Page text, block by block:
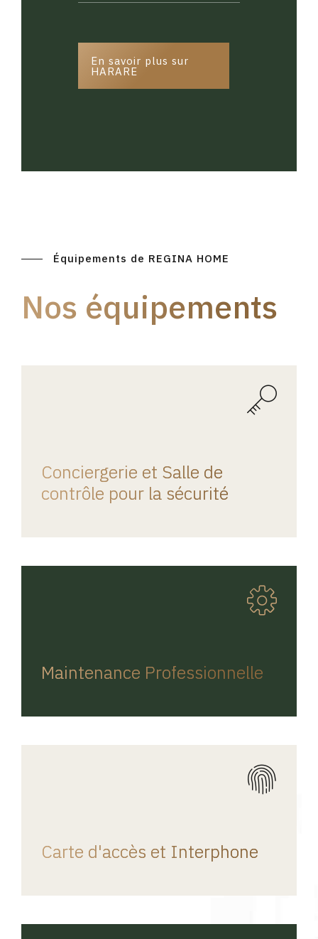
En savoir plus sur
HARARE
Équipements de REGINA HOME
Nos équipements
Conciergerie et Salle de
contrôle pour la sécurité
Maintenance Professionnelle
Carte d'accès et Interphone